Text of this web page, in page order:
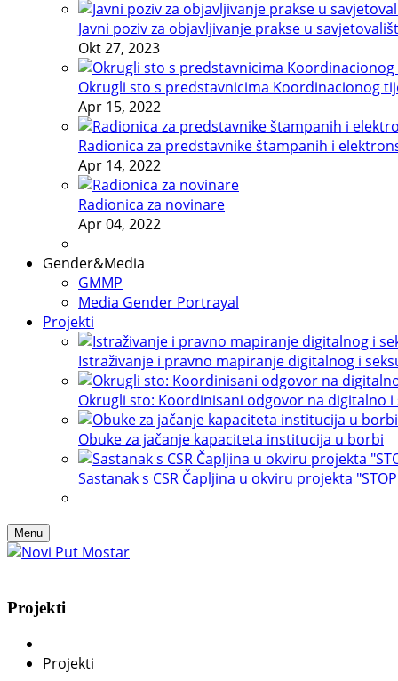
Javni poziv za objavljivanje prakse u
Okt 27, 2023
Okrugli sto s predstavnicima Koordinacionog
Apr 15, 2022
Radionica za predstavnike štampanih i
Apr 14, 2022
Radionica za novinare
Apr 04, 2022
Gender&Media
GMMP
Media Gender Portrayal
Projekti
Istraživanje i pravno mapiranje digitalnog i
Okrugli sto: Koordinisani odgovor na digitalno i
Obuke za jačanje kapaciteta institucija u borbi
Sastanak s CSR Čapljina u okviru projekta "STOP
Menu
Projekti
Projekti